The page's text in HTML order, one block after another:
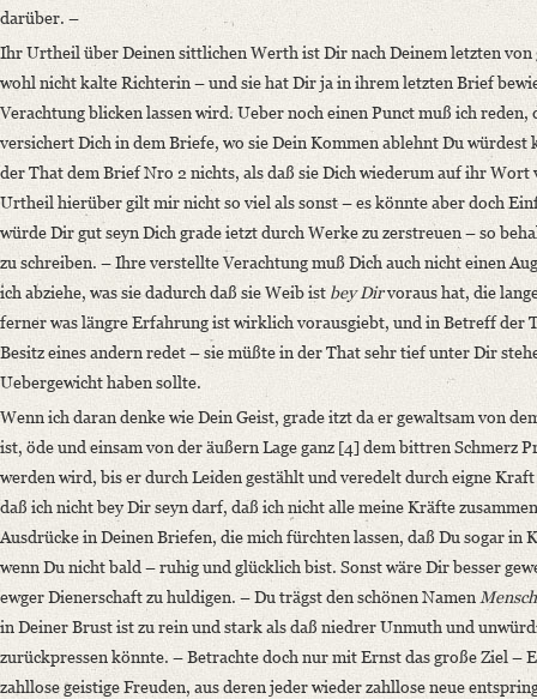
darüber. –
Ihr Urtheil über Deinen sittlichen Werth ist Dir nach Deinem letzten
wohl nicht kalte Richterin – und sie hat Dir ja in ihrem letzten Brief
Verachtung blicken lassen wird. Ueber noch einen Punct muß ich
versichert Dich in dem Briefe, wo sie Dein Kommen ablehnt Du
der That dem Brief Nro 2 nichts, als daß sie Dich wiederum auf ihr
Urtheil hierüber gilt mir nicht so viel als sonst – es könnte aber doch
würde Dir gut seyn Dich grade ietzt durch Werke zu zerstreuen – so
zu schreiben. – Ihre verstellte Verachtung muß Dich auch nicht einen
ich abziehe, was sie dadurch daß sie Weib ist bey Dirvoraus hat, die
ferner was längre Erfahrung ist wirklich vorausgiebt, und in Betreff der
Besitz eines andern redet – sie müßte in der That sehr tief unter Dir
Uebergewicht haben sollte.
Wenn ich daran denke wie Dein Geist, grade itzt da er gewaltsam von
ist, öde und einsam von der äußern Lage ganz [4] dem bittren Schmerz
werden wird, bis er durch Leiden gestählt und veredelt durch eigne
daß ich nicht bey Dir seyn darf, daß ich nicht alle meine Kräfte
Ausdrücke in Deinen Briefen, die mich fürchten lassen, daß Du sogar
wenn Du nicht bald – ruhig und glücklich bist. Sonst wäre Dir besser
ewger Dienerschaft zu huldigen. – Du trägst den schönen Namen Mensch
in Deiner Brust ist zu rein und stark als daß niedrer Unmuth und
zurückpressen könnte. – Betrachte doch nur mit Ernst das große Ziel –
zahllose geistige Freuden, aus deren jeder wieder zahllose neue